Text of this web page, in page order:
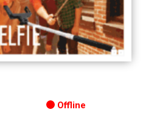
Offline